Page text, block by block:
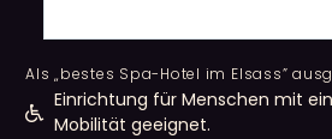
Als „bestes Spa-Hotel im Elsass”
Einrichtung für Menschen mit
Mobilität geeignet.